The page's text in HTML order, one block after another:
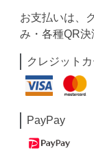
お支払いは、
み・各種QR決
クレジット
PayPay